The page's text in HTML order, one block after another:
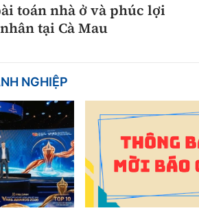
toán nhà ở và phúc lợi
tại Cà Mau
NGHIỆP